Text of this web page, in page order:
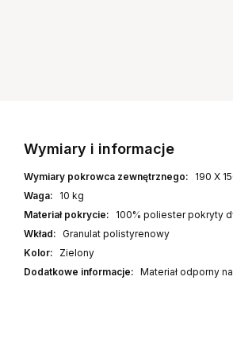
Wymiary i informacje
Wymiary pokrowca zewnętrznego:
190 X
Waga:
10 kg
Materiał pokrycie:
100% poliester pokryty
Wkład: Granulat polistyrenowy
Kolor:
Zielony
Dodatkowe informacje: Materiał odporny